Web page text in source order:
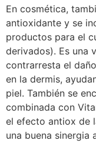
En cosmética,
antioxidante y se
productos para el
derivados). Es una
contrarresta el
en la dermis,
piel. También se
combinada con
el efecto antiox de
una buena sinergia